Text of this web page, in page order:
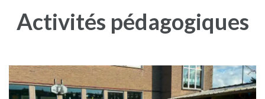
Activités pédagogiques